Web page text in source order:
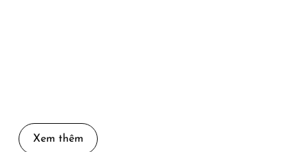
Xem thêm